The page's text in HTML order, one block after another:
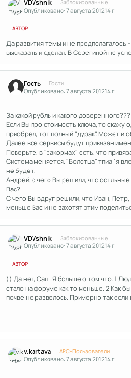
VDVshnik Заблокированные
Опубликовано:7 августа 201214 г
АВТОР
Да развития темы и не предполагалось
высказать и сделал. В Серегиной не
Гость Гости
Опубликовано:7 августа 201214 г
За какой рубль и какого доверенного???
Если Вы про стоимость ключа, то скажу
приобрел, тот полный "дурак". Может и
Далее все сервисы будут привязан
Поверьте, в "закормах" есть, что
Система меняется. "Болотца" тпиа "я
не будет.
Андрей, с чего Вы решили, что
Вас?
С чего Вы вдруг решили, что Иван,
меньше Вас и не захотят этим
VDVshnik Заблокированные
Опубликовано:7 августа 201214 г
АВТОР
)) Да нет, Саш. Я больше о том что. 1
стало на форуме как то меньше. 2 Как
почве не развелось. Примерно так если
v.kartava APC-Пользователи
Опубликовано:7 августа 201214 г